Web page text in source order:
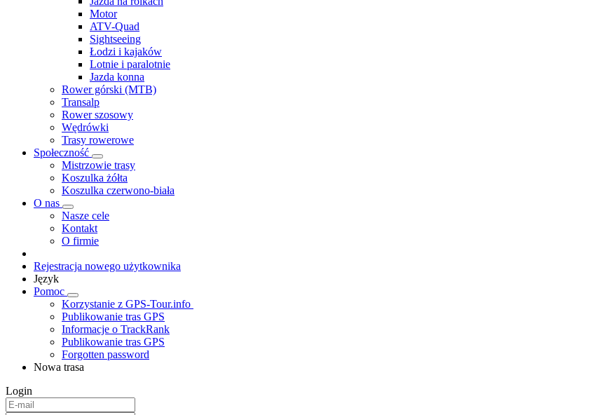
Motor
ATV-Quad
Sightseeing
Łodzi i kajaków
Lotnie i paralotnie
Jazda konna
Rower górski (MTB)
Transalp
Rower szosowy
Wędrówki
Trasy rowerowe
Społeczność
Mistrzowie trasy
Koszulka żółta
Koszulka czerwono-biała
O nas
Nasze cele
Kontakt
O firmie
Rejestracja nowego użytkownika
Język
Pomoc
Korzystanie z GPS-Tour.info
Publikowanie tras GPS
Informacje o TrackRank
Publikowanie tras GPS
Forgotten password
Nowa trasa
Login